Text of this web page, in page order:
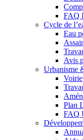
FAQ
Cycle de
Eau
Avis
Urbanisme
Voirie
Plan
FAQ